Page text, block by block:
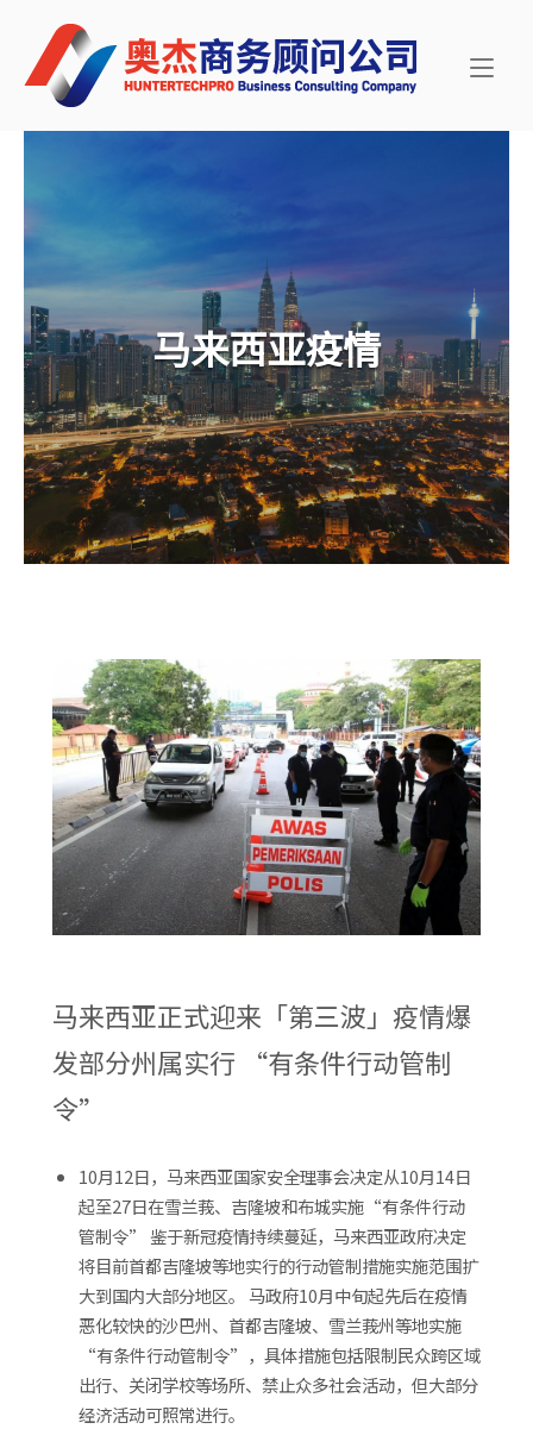
content
Home
马来西亚疫情
马来西亚正式迎来「第三波」疫情爆
发部分州属实行 “有条件行动管制
令”
10月12日，马来西亚国家安全理事会决定从10月14日
起至27日在雪兰莪、吉隆坡和布城实施“有条件行动
管制令” 鉴于新冠疫情持续蔓延，马来西亚政府决定
将目前首都吉隆坡等地实行的行动管制措施实施范围扩
大到国内大部分地区。 马政府10月中旬起先后在疫情
恶化较快的沙巴州、首都吉隆坡、雪兰莪州等地实施
“有条件行动管制令”，具体措施包括限制民众跨区域
出行、关闭学校等场所、禁止众多社会活动，但大部分
经济活动可照常进行。